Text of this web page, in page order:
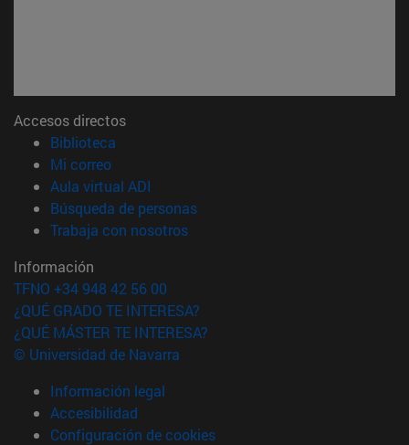
Accesos directos
Biblioteca
Mi correo(abre en nueva ventana)
Aula virtual ADI
Búsqueda de personas(abre en nueva ventana)
Trabaja con nosotros(abre en nueva ventana)
Información
TFNO +34 948 42 56 00
¿QUÉ GRADO TE INTERESA?
¿QUÉ MÁSTER TE INTERESA?
© Universidad de Navarra
Información legal
Accesibilidad
Configuración de cookies